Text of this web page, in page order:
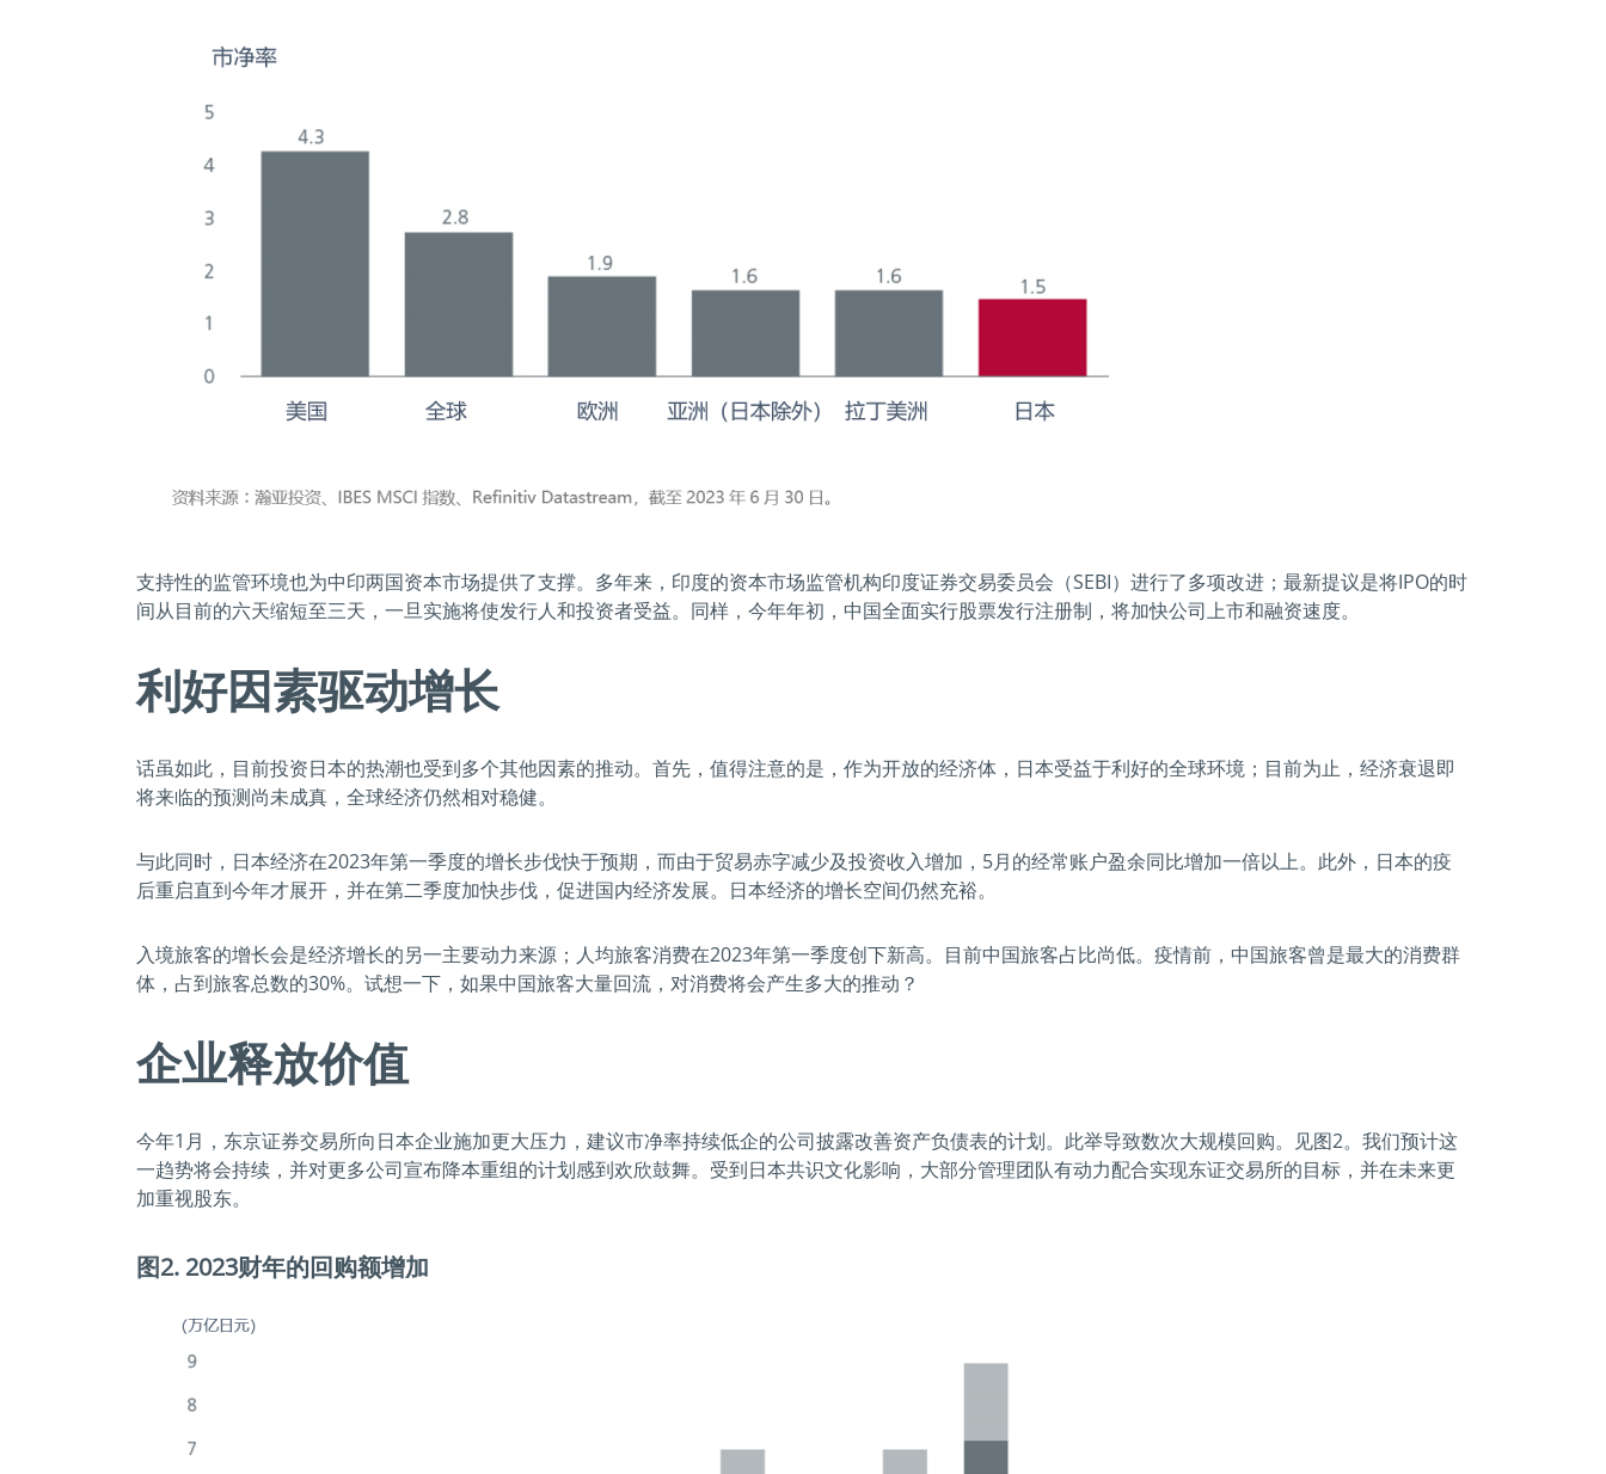
支持性的监管环境也为中印两国资本市场提供了支撑。多年来，印度的资本市场监管机构印度证券交易委员会（SEBI）进行了多项改进；最新提议是将IPO的时
间从目前的六天缩短至三天，一旦实施将使发行人和投资者受益。同样，今年年初，中国全面实行股票发行注册制，将加快公司上市和融资速度。
利好因素驱动增长
话虽如此，目前投资日本的热潮也受到多个其他因素的推动。首先，值得注意的是，作为开放的经济体，日本受益于利好的全球环境；目前为止，经济衰退即
将来临的预测尚未成真，全球经济仍然相对稳健。
与此同时，日本经济在2023年第一季度的增长步伐快于预期，而由于贸易赤字减少及投资收入增加，5月的经常账户盈余同比增加一倍以上。此外，日本的疫
后重启直到今年才展开，并在第二季度加快步伐，促进国内经济发展。日本经济的增长空间仍然充裕。
入境旅客的增长会是经济增长的另一主要动力来源；人均旅客消费在2023年第一季度创下新高。目前中国旅客占比尚低。疫情前，中国旅客曾是最大的消费群
体，占到旅客总数的30%。试想一下，如果中国旅客大量回流，对消费将会产生多大的推动？
企业释放价值
今年1月，东京证券交易所向日本企业施加更大压力，建议市净率持续低企的公司披露改善资产负债表的计划。此举导致数次大规模回购。见图2。我们预计这
一趋势将会持续，并对更多公司宣布降本重组的计划感到欢欣鼓舞。受到日本共识文化影响，大部分管理团队有动力配合实现东证交易所的目标，并在未来更
加重视股东。
图2. 2023财年的回购额增加